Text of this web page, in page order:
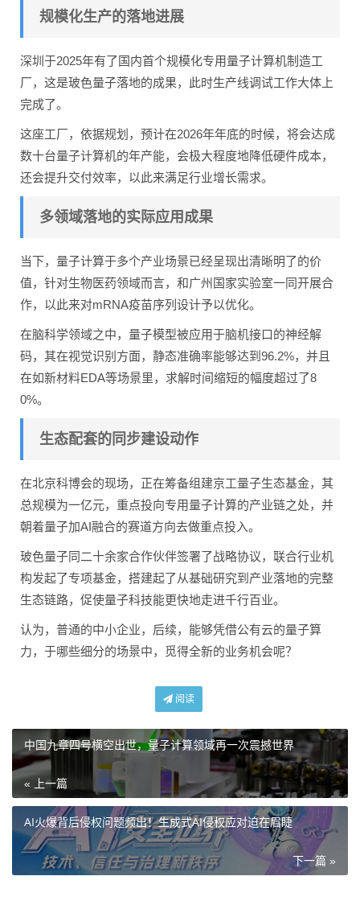
规模化生产的落地进展
深圳于2025年有了国内首个规模化专用量子计算机制造工
厂，这是玻色量子落地的成果，此时生产线调试工作大体上
完成了。
这座工厂，依据规划，预计在2026年年底的时候，将会达成
数十台量子计算机的年产能，会极大程度地降低硬件成本，
还会提升交付效率，以此来满足行业增长需求。
多领域落地的实际应用成果
当下，量子计算于多个产业场景已经呈现出清晰明了的价
值，针对生物医药领域而言，和广州国家实验室一同开展合
作，以此来对mRNA疫苗序列设计予以优化。
在脑科学领域之中，量子模型被应用于脑机接口的神经解
码，其在视觉识别方面，静态准确率能够达到96.2%，并且
在如新材料EDA等场景里，求解时间缩短的幅度超过了8
0%。
生态配套的同步建设动作
在北京科博会的现场，正在筹备组建京工量子生态基金，其
总规模为一亿元，重点投向专用量子计算的产业链之处，并
朝着量子加AI融合的赛道方向去做重点投入。
玻色量子同二十余家合作伙伴签署了战略协议，联合行业机
构发起了专项基金，搭建起了从基础研究到产业落地的完整
生态链路，促使量子科技能更快地走进千行百业。
认为，普通的中小企业，后续，能够凭借公有云的量子算
力，于哪些细分的场景中，觅得全新的业务机会呢？
阅读
中国九章四号横空出世，量子计算领域再一次震撼世界
« 上一篇
AI火爆背后侵权问题频出！生成式AI侵权应对迫在眉睫
下一篇 »